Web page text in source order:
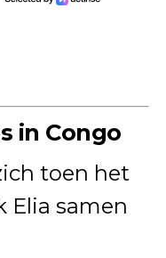
in Congo
toen het
Elia samen